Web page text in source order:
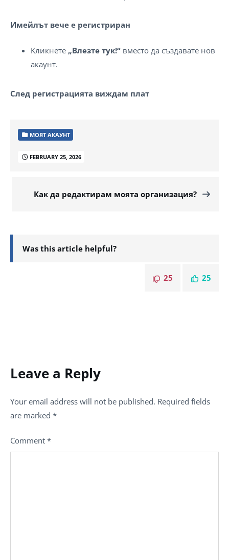
Имейлът вече е регистриран
Кликнете „Влезте тук!“ вместо да създавате нов
акаунт.
След регистрацията виждам плат
МОЯТ АКАУНТ
FEBRUARY 25, 2026
Как да редактирам моята организация?
Was this article helpful?
25
25
Leave a Reply
Your email address will not be published. Required fields
are marked *
Comment *